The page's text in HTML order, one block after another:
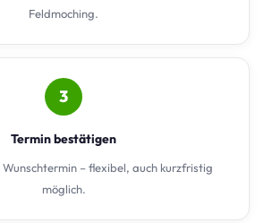
Feldmoching.
3
Termin bestätigen
Wunschtermin – flexibel, auch kurzfristig
möglich.